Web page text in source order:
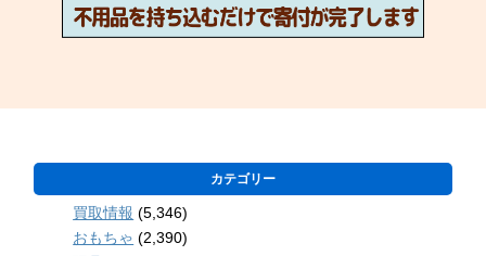
カテゴリー
買取情報 (5,346)
おもちゃ (2,390)